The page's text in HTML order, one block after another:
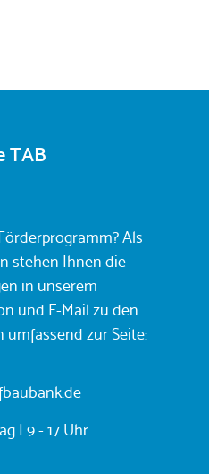
TAB
Als
stehen Ihnen die
in unserem
und E-Mail zu den
umfassend zur Seite:
| 9 - 17 Uhr